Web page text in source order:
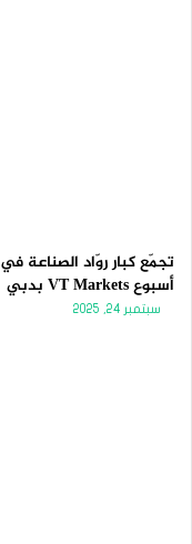
تجمّع كبار روّاد الصناعة في
أسبوع VT Markets بدبي
سبتمبر 24, 2025